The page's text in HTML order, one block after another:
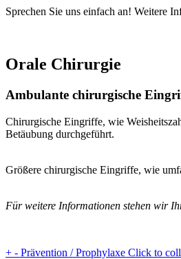
Sprechen Sie uns einfach an! Weitere
Orale Chirurgie
Ambulante chirurgische
Chirurgische Eingriffe, wie
Betäubung durchgeführt.
Größere chirurgische Eingriffe, wie
Für weitere Informationen stehen wir
+ - Prävention / Prophylaxe Click to